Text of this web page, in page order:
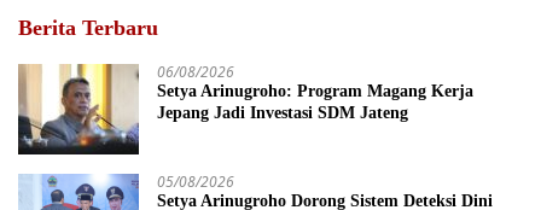
Berita Terbaru
06/08/2026
Setya Arinugroho: Program Magang Kerja
Jepang Jadi Investasi SDM Jateng
05/08/2026
Setya Arinugroho Dorong Sistem Deteksi Dini